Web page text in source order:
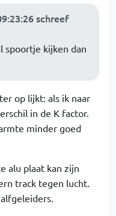
schreef
spoortje kijken dan
op lijkt: als ik naar
in de K factor.
minder goed
alu plaat kan zijn
track tegen lucht.